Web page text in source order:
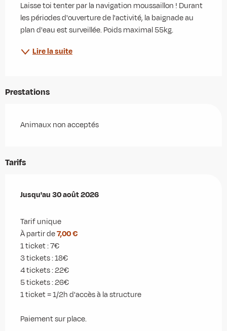
Laisse toi tenter par la navigation moussaillon ! Durant
les périodes d'ouverture de l'activité, la baignade au
plan d'eau est surveillée. Poids maximal 55kg.
Lire la suite
Prestations
Animaux non acceptés
Tarifs
Du4 juillet 2026au30 août 2026
Jusqu'au30 août 2026
Tarif unique
À partir de7,00 €
1 ticket : 7€
3 tickets : 18€
4 tickets : 22€
5 tickets : 26€
1 ticket = 1/2h d'accès à la structure
Paiement sur place.